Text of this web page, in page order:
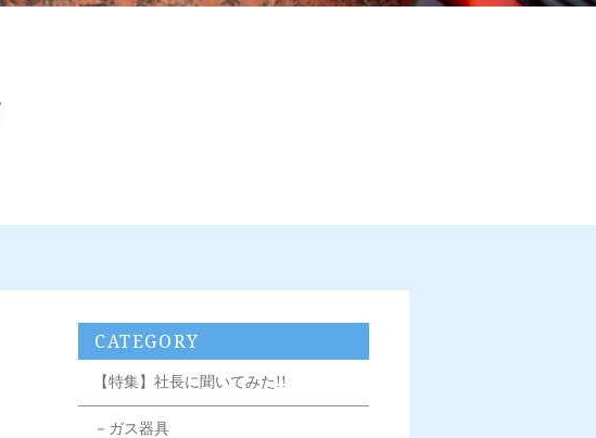
CATEGORY
【特集】社長に聞いてみた!!
－ガス器具